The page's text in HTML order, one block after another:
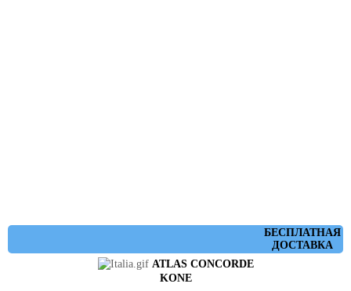
БЕСПЛАТНАЯ
ДОСТАВКА
ATLAS CONCORDE
KONE